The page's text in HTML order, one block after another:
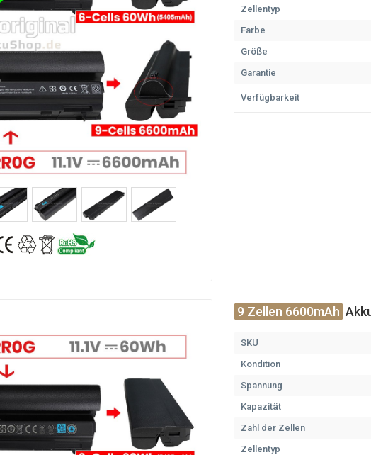
Zellentyp
Farbe
Größe
Garantie
Verfügbarkeit
9 Zellen 6600mAh
SKU
Kondition
Spannung
Kapazität
Zahl der Zellen
Zellentyp